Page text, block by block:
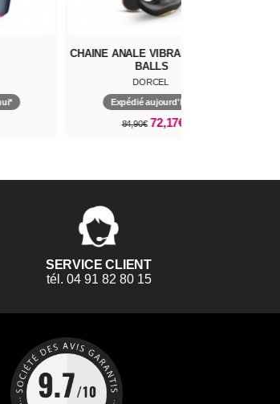
FLEXI
FLEXY & JOY
DORCEL
Expédié aujourd'hui*
69,90€
SERVICE CLIENT
tél. 04 91 82 80 15